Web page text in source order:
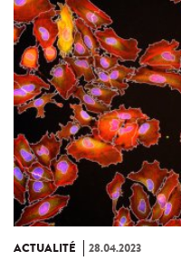
ACTUALITÉ 28.04.2023